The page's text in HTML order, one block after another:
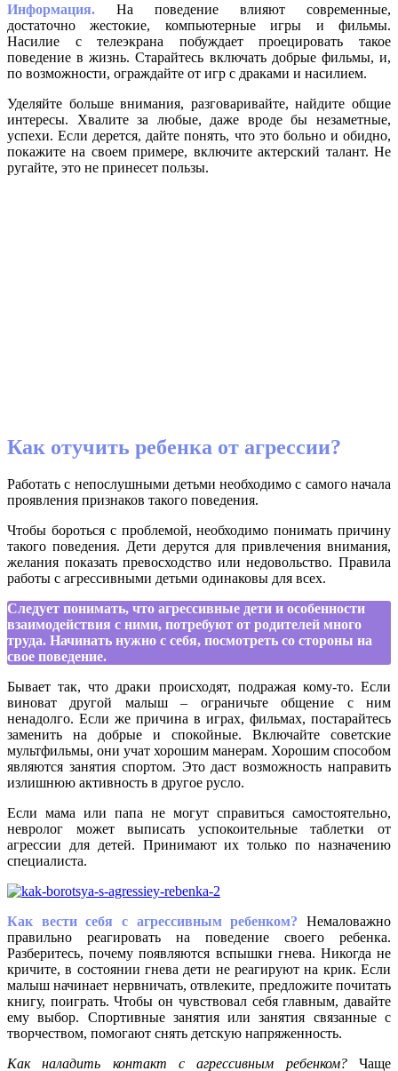
Информация. На поведение влияют современные,
достаточно жестокие, компьютерные игры и фильмы.
Насилие с телеэкрана побуждает проецировать такое
поведение в жизнь. Старайтесь включать добрые фильмы, и,
по возможности, ограждайте от игр с драками и насилием.
Уделяйте больше внимания, разговаривайте, найдите общие
интересы. Хвалите за любые, даже вроде бы незаметные,
успехи. Если дерется, дайте понять, что это больно и обидно,
покажите на своем примере, включите актерский талант. Не
ругайте, это не принесет пользы.
Как отучить ребенка от агрессии?
Работать с непослушными детьми необходимо с самого начала
проявления признаков такого поведения.
Чтобы бороться с проблемой, необходимо понимать причину
такого поведения. Дети дерутся для привлечения внимания,
желания показать превосходство или недовольство. Правила
работы с агрессивными детьми одинаковы для всех.
Следует понимать, что агрессивные дети и особенности
взаимодействия с ними, потребуют от родителей много
труда. Начинать нужно с себя, посмотреть со стороны на
свое поведение.
Бывает так, что драки происходят, подражая кому-то. Если
виноват другой малыш – ограничьте общение с ним
ненадолго. Если же причина в играх, фильмах, постарайтесь
заменить на добрые и спокойные. Включайте советские
мультфильмы, они учат хорошим манерам. Хорошим способом
являются занятия спортом. Это даст возможность направить
излишнюю активность в другое русло.
Если мама или папа не могут справиться самостоятельно,
невролог может выписать успокоительные таблетки от
агрессии для детей. Принимают их только по назначению
специалиста.
Как вести себя с агрессивным ребенком? Немаловажно
правильно реагировать на поведение своего ребенка.
Разберитесь, почему появляются вспышки гнева. Никогда не
кричите, в состоянии гнева дети не реагируют на крик. Если
малыш начинает нервничать, отвлеките, предложите почитать
книгу, поиграть. Чтобы он чувствовал себя главным, давайте
ему выбор. Спортивные занятия или занятия связанные с
творчеством, помогают снять детскую напряженность.
Как наладить контакт с агрессивным ребенком?Чаще